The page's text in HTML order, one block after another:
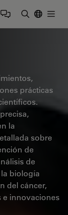
prácticas
la
sobre
de
de
biología
del cáncer,
e innovaciones